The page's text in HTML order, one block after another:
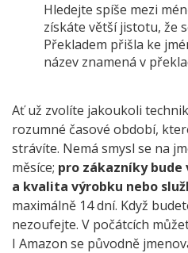
Hledejte spíše mezi
získáte větší jistotu, že
Překladem přišla ke
název znamená v
Ať už zvolíte jakoukoli
rozumné časové období,
strávíte. Nemá smysl se na
měsíce; pro zákazníky bude
a kvalita výrobku nebo
maximálně 14 dní. Když
nezoufejte. V počátcích
I Amazon se původně